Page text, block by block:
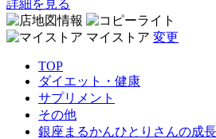
詳細を見る
マイストア 変更
TOP
ダイエット・健康
サプリメント
その他
銀座まるかんひとりさんの成